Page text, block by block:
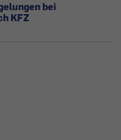
bei
KFZ